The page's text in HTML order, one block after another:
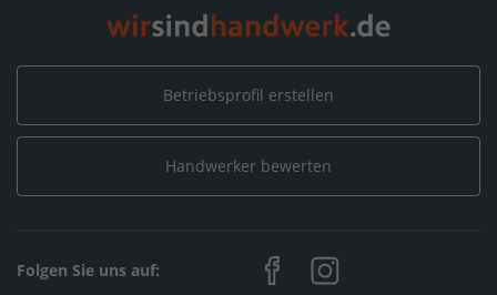
Elektro, Informationstechnik, Telekommunikation /
Home /
Elektro, Informationstechnik, Telekommunikation /
Informationstechnik
Home /
Betriebsprofil erstellen
Handwerker bewerten
Folgen Sie uns auf: